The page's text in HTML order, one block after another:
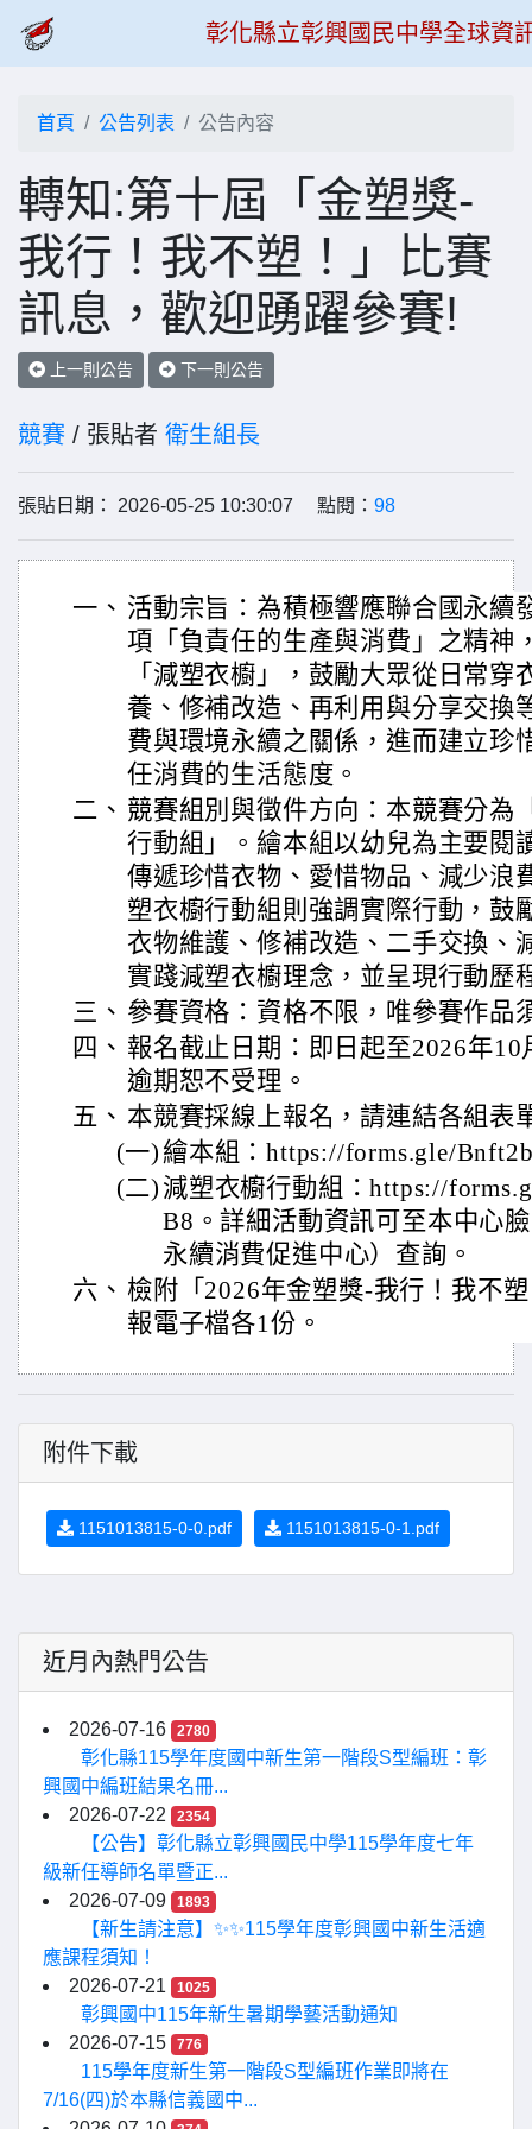
彰化縣立彰興國民中學全球資
首頁 公告列表 公告內容
轉知:第十屆「金塑獎-
我行！我不塑！」比賽
訊息，歡迎踴躍參賽!
上一則公告 下一則公告
競賽 / 張貼者 衛生組長
張貼日期： 2026-05-25 10:30:07 點閱： 98
一、 活動宗旨：為積極響應聯合國永續
項「負責任的生產與消費」之精神
「減塑衣櫥」，鼓勵大眾從日常穿
養、修補改造、再利用與分享交換
費與環境永續之關係，進而建立珍
任消費的生活態度。
二、 競賽組別與徵件方向：本競賽分為
行動組」。繪本組以幼兒為主要閱
傳遞珍惜衣物、愛惜物品、減少浪
塑衣櫥行動組則強調實際行動，鼓
衣物維護、修補改造、二手交換、
實踐減塑衣櫥理念，並呈現行動歷
三、 參賽資格：資格不限，唯參賽作品
四、 報名截止日期：即日起至2026年
逾期恕不受理。
五、 本競賽採線上報名，請連結各組表
(一) 繪本組：https://forms.gle/
(二) 減塑衣櫥行動組：https://
B8。詳細活動資訊可至本中心
永續消費促進中心）查詢。
六、 檢附「2026年金塑獎-我行！我不
報電子檔各1份。
附件下載
1151013815-0-0.pdf 1151013815-0-1.pdf
近月內熱門公告
2026-07-16 2780
彰化縣115學年度國中新生第一階段S型編班：彰
興國中編班結果名冊...
2026-07-22
2354
【公告】彰化縣立彰興國民中學115學年度七年
級新任導師名單暨正...
2026-07-09
1893
【新生請注意】✨✨115學年度彰興國中新生活適
應課程須知！
2026-07-21
1025
彰興國中115年新生暑期學藝活動通知
2026-07-15
776
115學年度新生第一階段S型編班作業即將在
7/16(四)於本縣信義國中...